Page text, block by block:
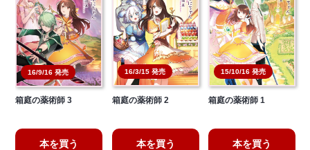
16/9/16 発売
箱庭の薬術師 3
本を買う
16/3/15 発売
箱庭の薬術師 2
本を買う
15/10/16 発売
箱庭の薬術師 1
本を買う